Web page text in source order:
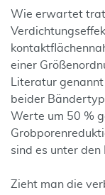
Wie erwartet
einer
Literatur
beider
Werte um 50 %
sind es unter
Zieht man die